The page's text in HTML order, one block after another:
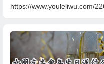
https://www.youleliwu.com/